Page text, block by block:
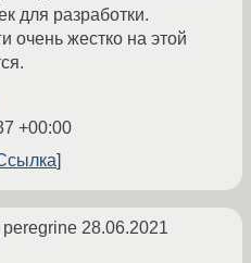
для разработки.
очень жестко на этой
+00:00
peregrine 28.06.2021